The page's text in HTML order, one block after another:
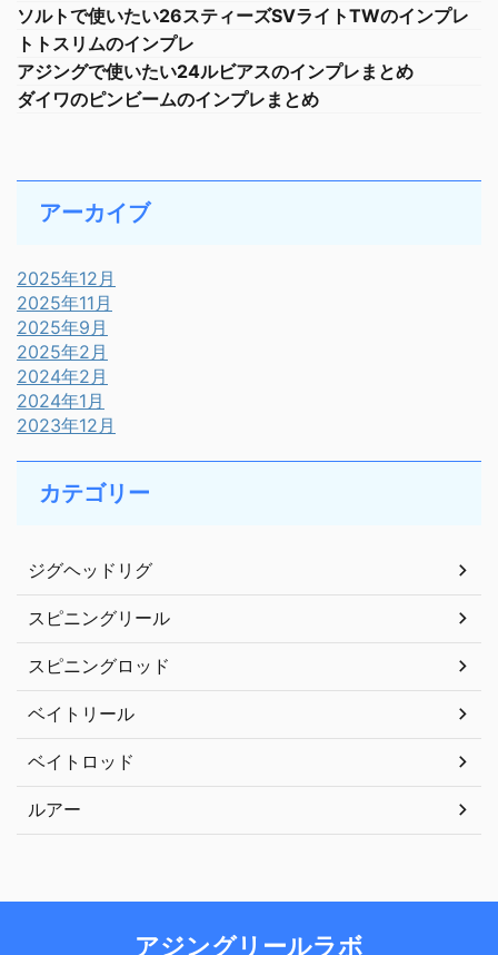
ソルトで使いたい26スティーズSVライトTWのインプレ
トトスリムのインプレ
アジングで使いたい24ルビアスのインプレまとめ
ダイワのピンビームのインプレまとめ
アーカイブ
2025年12月
2025年11月
2025年9月
2025年2月
2024年2月
2024年1月
2023年12月
カテゴリー
ジグヘッドリグ
スピニングリール
スピニングロッド
ベイトリール
ベイトロッド
ルアー
アジングリールラボ